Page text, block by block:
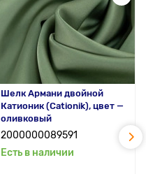
Шелк Армани двойной
Катионик (Cationik), цвет —
оливковый
2000000089591
Есть в наличии